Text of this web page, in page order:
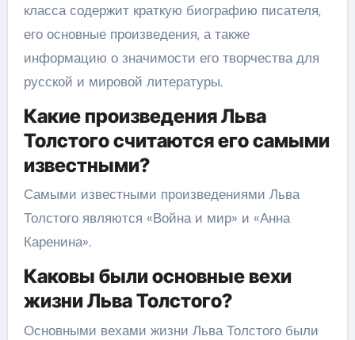
класса содержит краткую биографию писателя,
его основные произведения, а также
информацию о значимости его творчества для
русской и мировой литературы.
Какие произведения Льва
Толстого считаются его самыми
известными?
Самыми известными произведениями Льва
Толстого являются «Война и мир» и «Анна
Каренина».
Каковы были основные вехи
жизни Льва Толстого?
Основными вехами жизни Льва Толстого были